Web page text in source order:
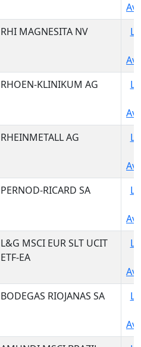
RHI MAGNESITA NV
RHOEN-KLINIKUM AG
RHEINMETALL AG
PERNOD-RICARD SA
L&G MSCI EUR SLT UCIT
ETF-EA
BODEGAS RIOJANAS SA